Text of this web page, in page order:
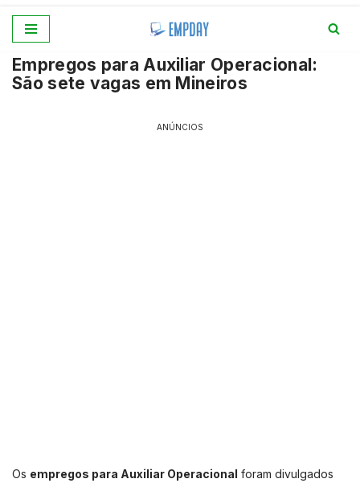
para
o
Empregos para Auxiliar Operacional:
São sete vagas em Mineiros
ANÚNCIOS
Os empregos para Auxiliar Operacional foram divulgados